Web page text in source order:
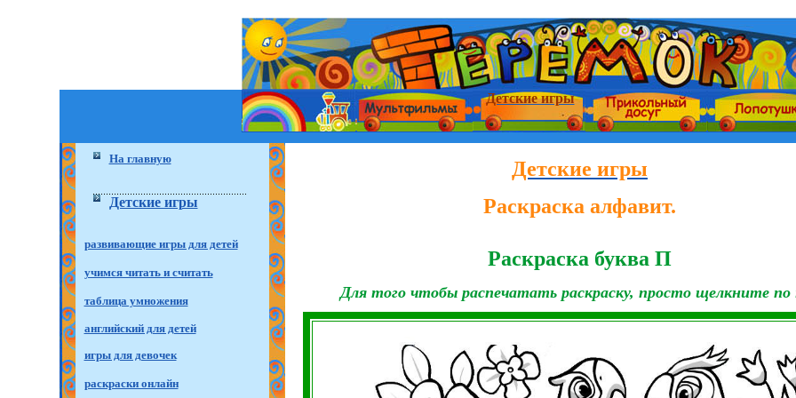
Детские игры
На главную
Детские игры
развивающие игры для детей
учимся читать и считать
таблица умножения
английский для детей
игры для девочек
раскраски онлайн
Детские игры
Раскраска алфавит.
Раскраска буква П
Для того чтобы распечатать раскраску, просто щелкните по